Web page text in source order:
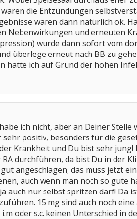
die Entzündungen
waren dann natürlich ok.
Nebenwirkungen und erneuten
wurde dann sofort vom
überlege erneut nach BB zu
hatte ich auf Grund der hohen
ich nicht, aber an Deiner
positiv, besonders für die
Krankheit und Du bist sehr
durchführen, da bist Du in der
angeschlagen, das muss jetzt
auch wenn man noch so gute
auch nur selbst spritzen darf! Da
15 mg sind auch noch
i.m oder s.c. keinen Unterschied in